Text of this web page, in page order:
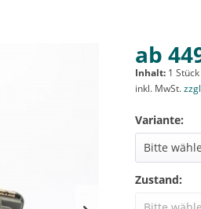
ab
Inhalt: 1 Stück
inkl. MwSt.
Variante:
Zustand: